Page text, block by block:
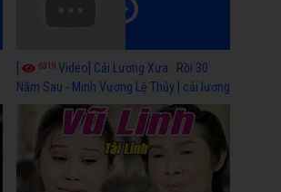
6319 Video] Cải Lương Xưa : Rồi 30
Năm Sau - Minh Vương Lệ Thủy | cải lương
xã hội hay nhất